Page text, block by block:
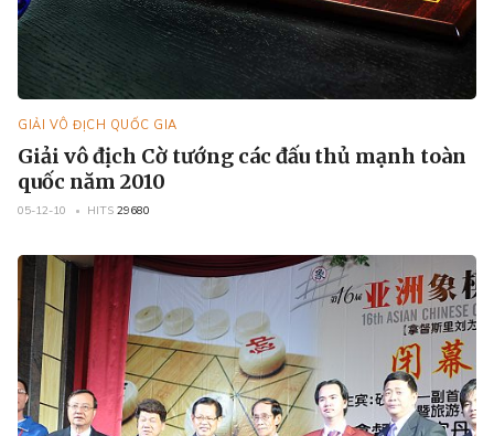
GIẢI VÔ ĐỊCH QUỐC GIA
Giải vô địch Cờ tướng các đấu thủ mạnh toàn
quốc năm 2010
05-12-10 HITS 29680